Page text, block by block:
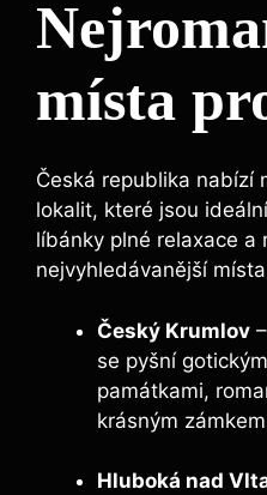
místa
Česká republika nabízí
lokalit, které jsou
líbánky plné relaxace a
nejvyhledávanější
Český Krumlov
se pyšní
památkami,
krásným
Hluboká nad